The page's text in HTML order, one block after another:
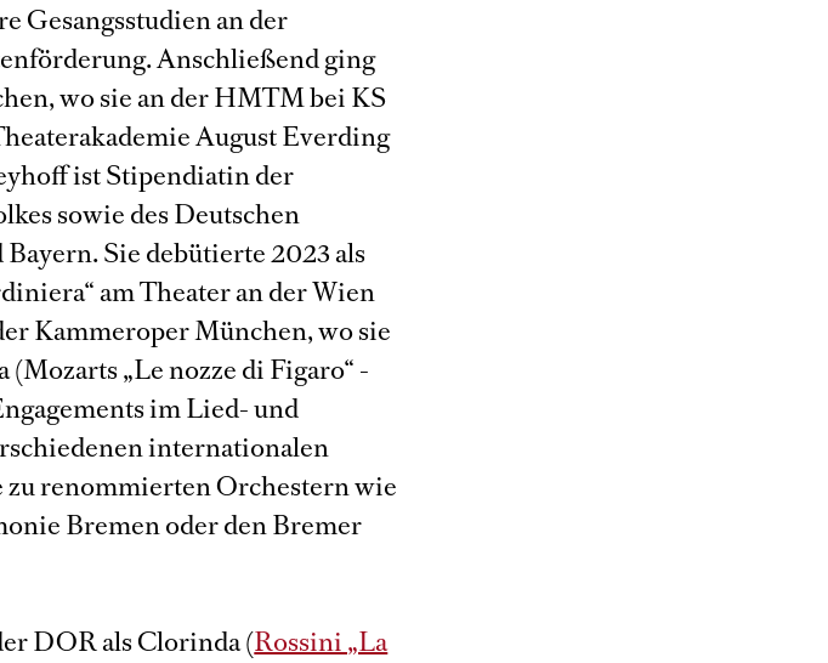
Gesangsstudien an der
Anschließend ging
wo sie an der HMTM bei KS
August Everding
ist Stipendiatin der
sowie des Deutschen
Sie debütierte 2023 als
am Theater an der Wien
Kammeroper München, wo sie
„Le nozze di Figaro“ -
im Lied- und
internationalen
zu renommierten Orchestern wie
Bremen oder den Bremer
DOR als Clorinda (Rossini „La